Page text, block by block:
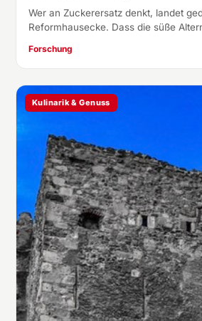
Wer an Zuckerersatz denkt, landet
Reformhausecke. Dass die süße
Forschung
Kulinarik & Genuss